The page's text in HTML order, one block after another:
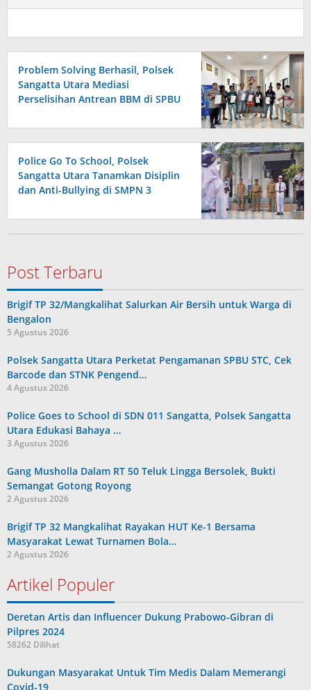
Problem Solving Berhasil, Polsek
Sangatta Utara Mediasi
Perselisihan Antrean BBM di SPBU
Police Go To School, Polsek
Sangatta Utara Tanamkan Disiplin
dan Anti-Bullying di SMPN 3
Post Terbaru
Brigif TP 32/Mangkalihat Salurkan Air Bersih untuk Warga di
Bengalon
5 Agustus 2026
Polsek Sangatta Utara Perketat Pengamanan SPBU STC, Cek
Barcode dan STNK Pengend…
4 Agustus 2026
Police Goes to School di SDN 011 Sangatta, Polsek Sangatta
Utara Edukasi Bahaya …
3 Agustus 2026
Gang Musholla Dalam RT 50 Teluk Lingga Bersolek, Bukti
Semangat Gotong Royong
2 Agustus 2026
Brigif TP 32 Mangkalihat Rayakan HUT Ke-1 Bersama
Masyarakat Lewat Turnamen Bola…
2 Agustus 2026
Artikel Populer
Deretan Artis dan Influencer Dukung Prabowo-Gibran di
Pilpres 2024
58262 Dilihat
Dukungan Masyarakat Untuk Tim Medis Dalam Memerangi
Covid-19